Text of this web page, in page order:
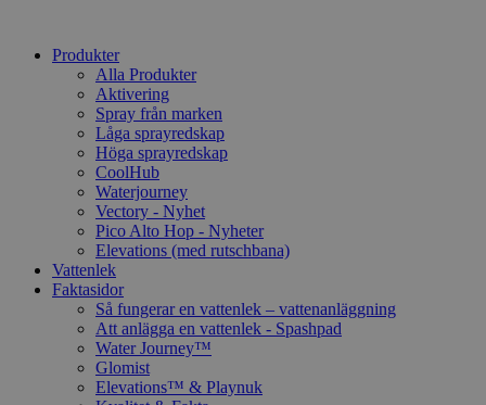
Produkter
Alla Produkter
Aktivering
Spray från marken
Låga sprayredskap
Höga sprayredskap
CoolHub
Waterjourney
Vectory - Nyhet
Pico Alto Hop - Nyheter
Elevations (med rutschbana)
Vattenlek
Faktasidor
Så fungerar en vattenlek – vattenanläggning
Att anlägga en vattenlek - Spashpad
Water Journey™
Glomist
Elevations™ & Playnuk